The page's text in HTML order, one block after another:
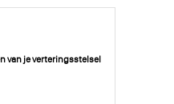
van je verteringsstelsel